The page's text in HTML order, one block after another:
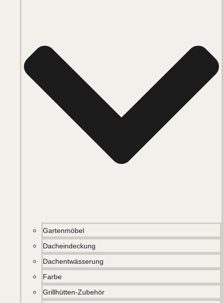
Gartenmöbel
Dacheindeckung
Dachentwässerung
Farbe
Grillhütten-Zubehör